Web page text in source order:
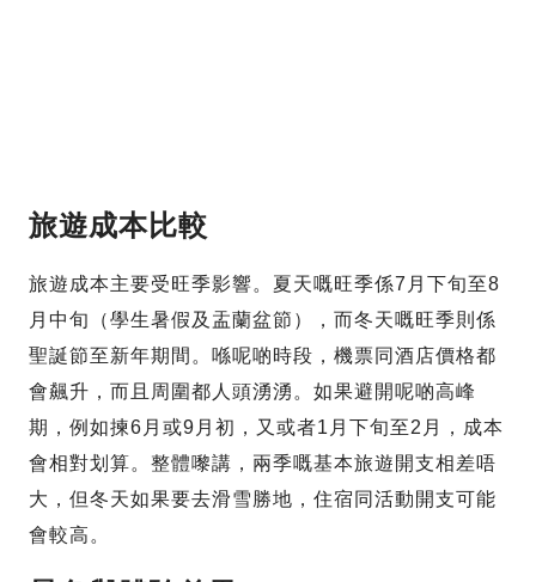
旅遊成本比較
旅遊成本主要受旺季影響。夏天嘅旺季係7月下旬至8
月中旬（學生暑假及盂蘭盆節），而冬天嘅旺季則係
聖誕節至新年期間。喺呢啲時段，機票同酒店價格都
會飆升，而且周圍都人頭湧湧。如果避開呢啲高峰
期，例如揀6月或9月初，又或者1月下旬至2月，成本
會相對划算。整體嚟講，兩季嘅基本旅遊開支相差唔
大，但冬天如果要去滑雪勝地，住宿同活動開支可能
會較高。